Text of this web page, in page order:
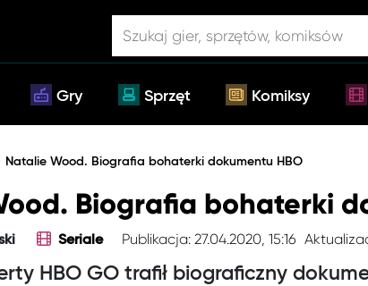
Gry Sprzęt Komiksy
Natalie Wood. Biografia bohaterki dokumentu HBO
Biografia bohaterki
Seriale Publikacja: 27.04.2020, 15:16
HBO GO trafił biograficzny